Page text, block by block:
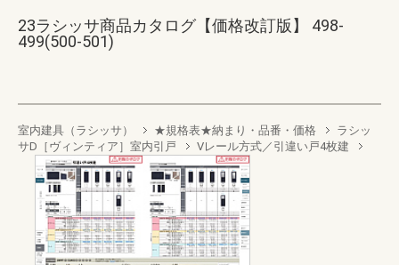
23ラシッサ商品カタログ【価格改訂版】 498-
499(500-501)
室内建具（ラシッサ） ★規格表★納まり・品番・価格
ラシッ
サD［ヴィンティア］室内引戸
Vレール方式／引違い戸4枚建